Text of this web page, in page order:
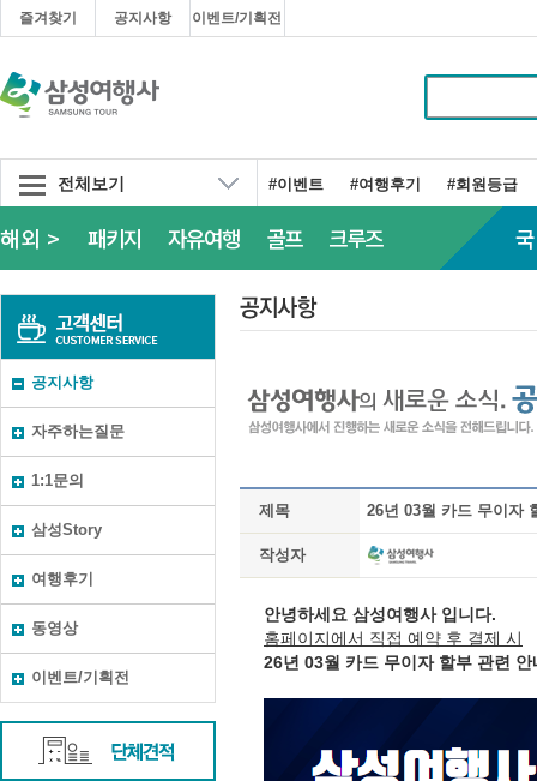
즐겨찾기 공지사항 이벤트/기획전
전체보기 #이벤트 #여행후기 #회원등급
해외 > 패키지 자유여행 골프 크루즈
공지사항
자주하는질문
1:1문의
삼성Story
여행후기
동영상
이벤트/기획전
제목 26년 03월 카드 무이자
작성자